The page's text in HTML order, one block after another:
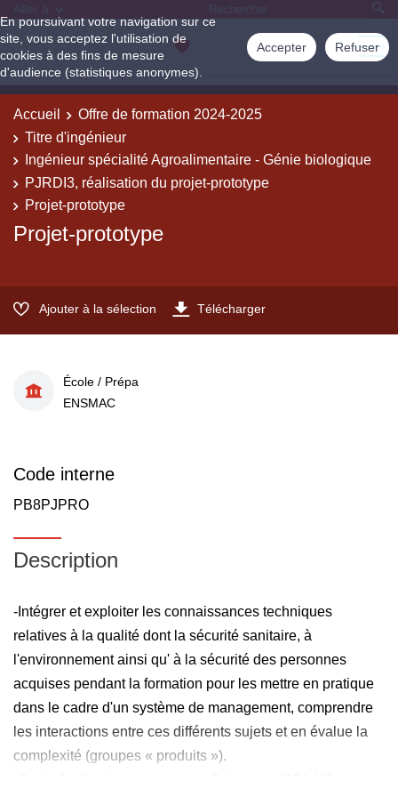
En poursuivant votre navigation sur ce
site, vous acceptez l'utilisation de
cookies à des fins de mesure
d'audience (statistiques anonymes).
Accepter Refuser
Accueil
Offre de formation 2024-2025
Titre d'ingénieur
Ingénieur spécialité Agroalimentaire - Génie biologique
PJRDI3, réalisation du projet-prototype
Projet-prototype
Projet-prototype
Ajouter à la sélection Télécharger
École / Prépa
ENSMAC
Code interne
PB8PJPRO
Description
-Intégrer et exploiter les connaissances techniques
relatives à la qualité dont la sécurité sanitaire, à
l'environnement ainsi qu' à la sécurité des personnes
acquises pendant la formation pour les mettre en pratique
dans le cadre d'un système de management, comprendre
les interactions entre ces différents sujets et en évalue la
complexité (groupes « produits »).